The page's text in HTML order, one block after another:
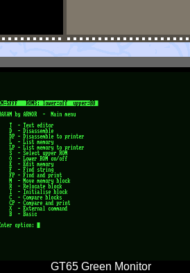
GT65 Green Monitor